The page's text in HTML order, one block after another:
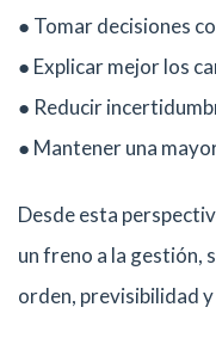
● Tomar decisiones
● Explicar mejor los
● Reducir
● Mantener una
Desde esta
un freno a la gestión,
orden, previsibilidad